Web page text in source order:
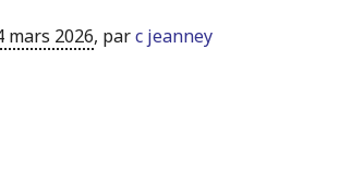
mars 2026, parc jeanney